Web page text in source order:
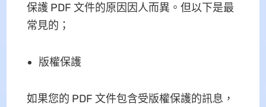
保護 PDF 文件的原因因人而異。但以下是最
常見的；
版權保護
如果您的 PDF 文件包含受版權保護的訊息，